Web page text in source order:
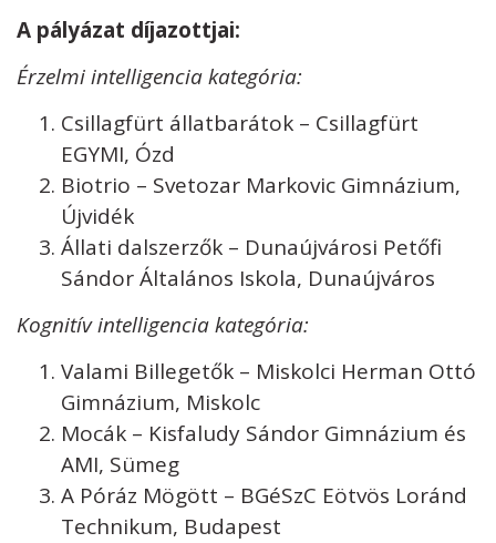
A pályázat díjazottjai:
Érzelmi intelligencia kategória:
Csillagfürt állatbarátok – Csillagfürt
EGYMI, Ózd
Biotrio – Svetozar Markovic Gimnázium,
Újvidék
Állati dalszerzők – Dunaújvárosi Petőfi
Sándor Általános Iskola, Dunaújváros
Kognitív intelligencia kategória:
Valami Billegetők – Miskolci Herman Ottó
Gimnázium, Miskolc
Mocák – Kisfaludy Sándor Gimnázium és
AMI, Sümeg
A Póráz Mögött – BGéSzC Eötvös Loránd
Technikum, Budapest